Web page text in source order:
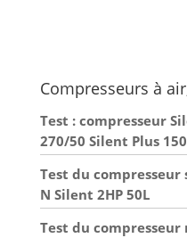
roues et une
stabilité. De plus, il
une utilisation
compresseur à air
pneumatiques
réparation des
maison, tels que
pistolets à
pistolets à peinture,
de
Compresseurs à
Test : compresseur
270/50 Silent Plus
Test du
N Silent 2HP 50L
Test du compresseur